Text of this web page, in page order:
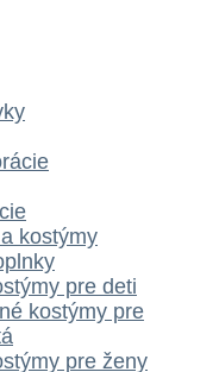
kostýmy
pre deti
kostýmy pre
pre ženy